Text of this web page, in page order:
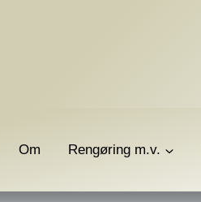
Om Rengøring m.v.